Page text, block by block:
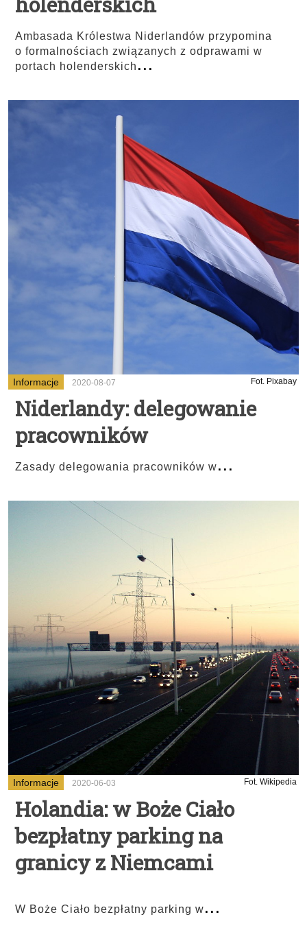
Ambasada Królestwa Niderlandów przypomina
o formalnościach związanych z odprawami w
portach holenderskich...
Informacje 2020-08-07 Fot. Pixabay
Niderlandy: delegowanie
pracowników
Zasady delegowania pracowników w...
Informacje 2020-06-03 Fot. Wikipedia
Holandia: w Boże Ciało
bezpłatny parking na
granicy z Niemcami
W Boże Ciało bezpłatny parking w...